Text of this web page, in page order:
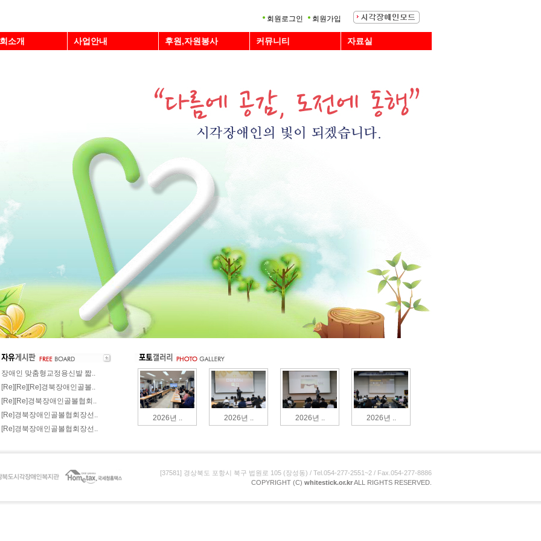
회원로그인 회원가입
소개 사업안내 후원,자원봉사 커뮤니티 자료실
장애인 맞춤형교정용신발 짧..
[Re][Re][Re]경북장애인골볼..
[Re][Re]경북장애인골볼협회..
[Re]경북장애인골볼협회장선..
[Re]경북장애인골볼협회장선..
2026년 .. 2026년 .. 2026년 .. 2026년 ..
[37581] 경상북도 포항시 북구 법원로 105 (장성동) / Tel.054-277-2551~2 / Fax.054-277-8886
COPYRIGHT (C) whitestick.or.krALL RIGHTS RESERVED.